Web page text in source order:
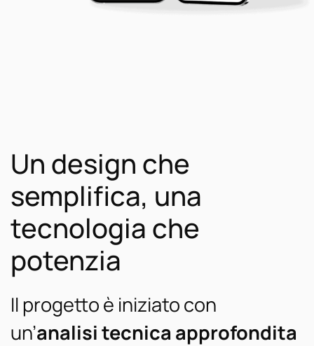
Un design che
semplifica, una
tecnologia che
potenzia
Il progetto è iniziato con
un’analisi tecnica approfondita